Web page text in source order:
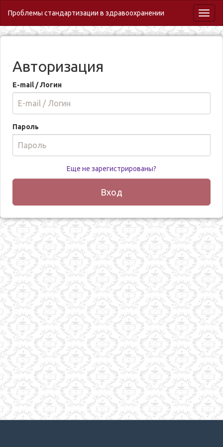
Проблемы стандартизации в здравоохранении
Авторизация
E-mail / Логин
Пароль
Еще не зарегистрированы?
Вход